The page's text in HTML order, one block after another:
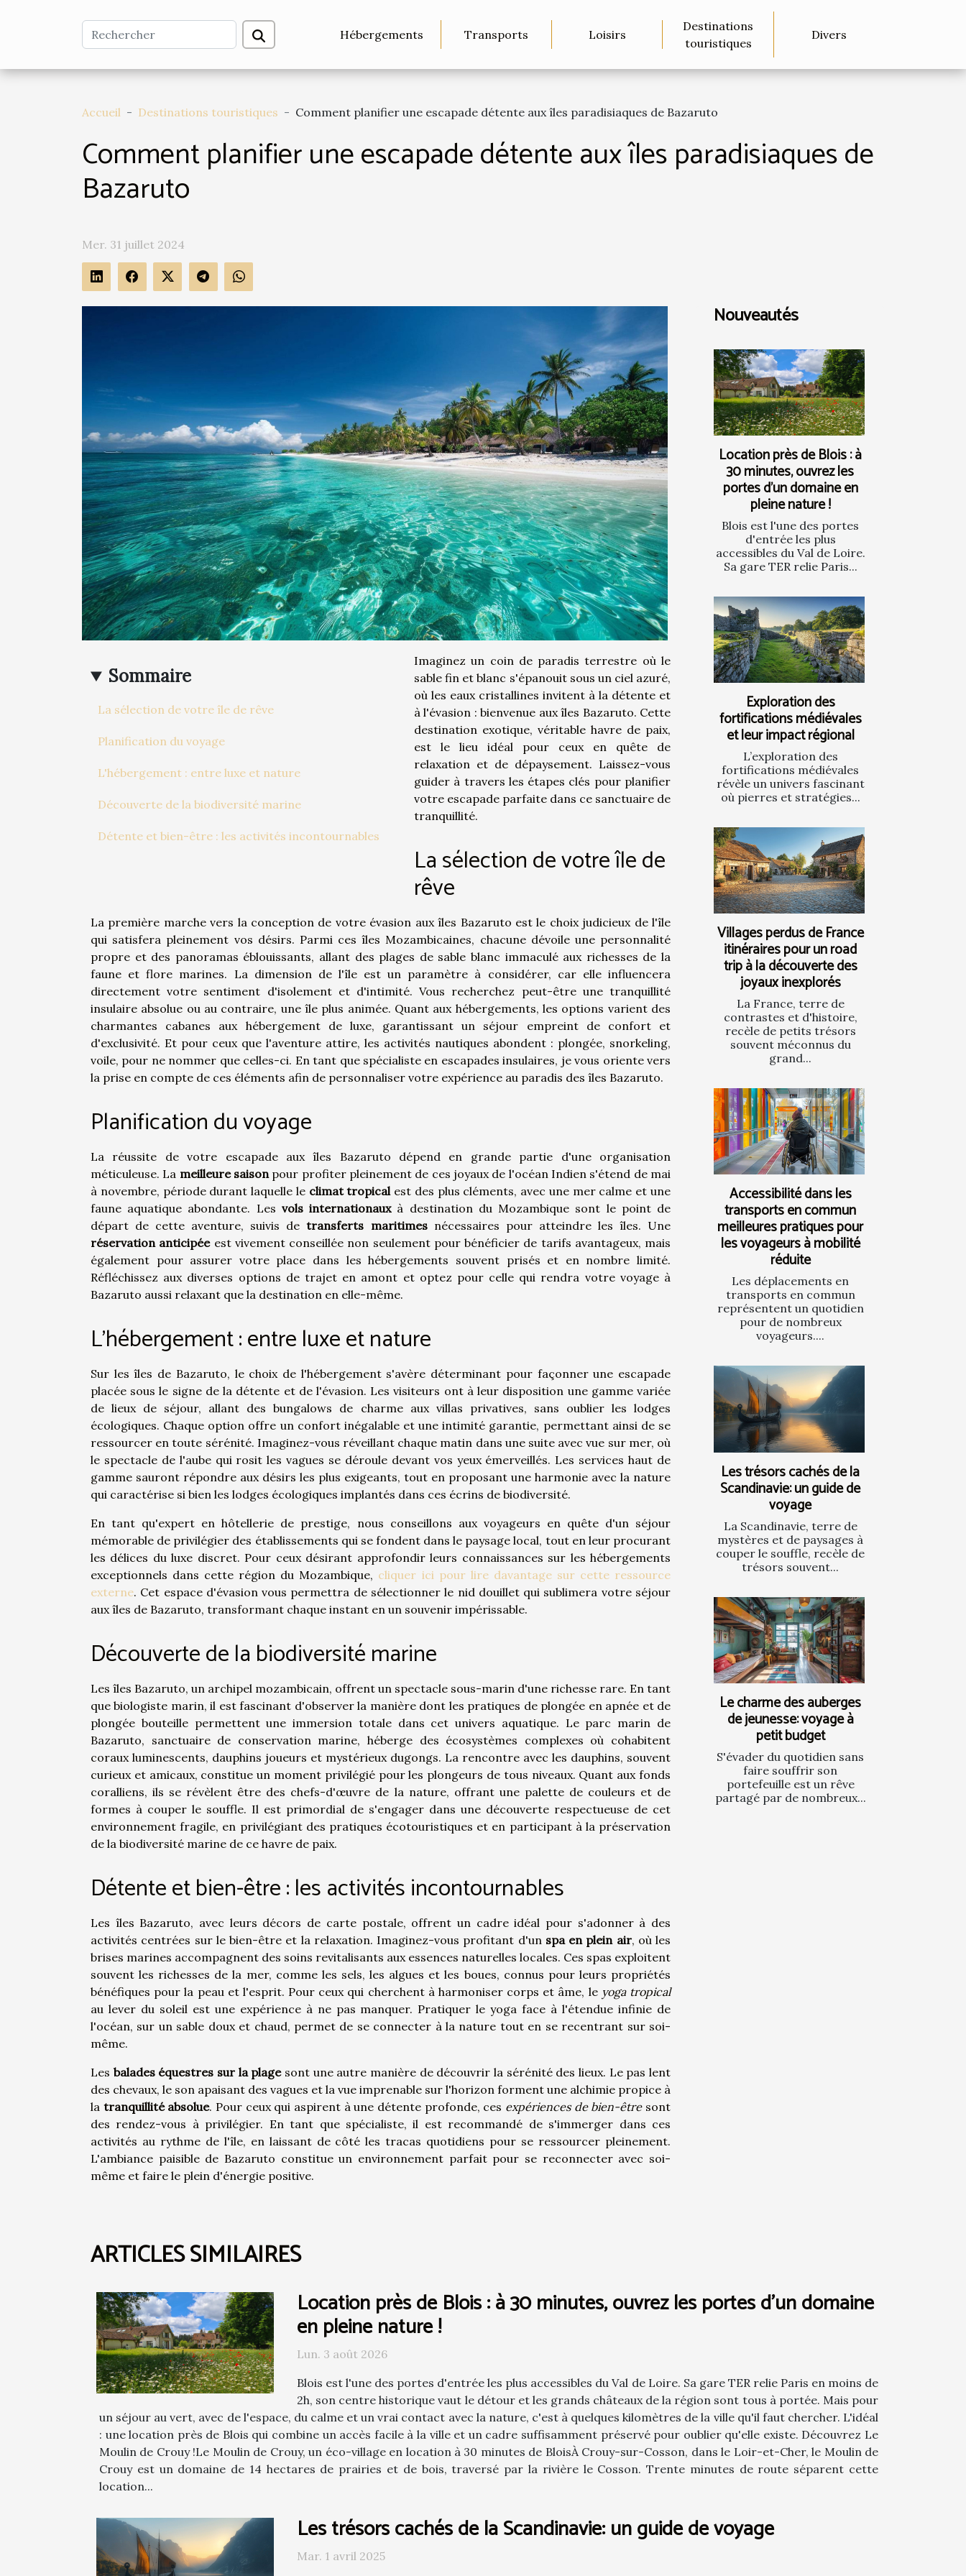
Hébergements Transports Loisirs
Destinations
touristiques
Divers
Accueil Destinations touristiques Comment planifier une escapade détente aux îles paradisiaques de Bazaruto
Comment planifier une escapade détente aux îles paradisiaques de
Bazaruto
Mer. 31 juillet 2024
Sommaire
La sélection de votre île de rêve
Planification du voyage
L'hébergement : entre luxe et nature
Découverte de la biodiversité marine
Détente et bien-être : les activités incontournables
Imaginez un coin de paradis terrestre où le
sable fin et blanc s'épanouit sous un ciel azuré,
où les eaux cristallines invitent à la détente et
à l'évasion : bienvenue aux îles Bazaruto. Cette
destination exotique, véritable havre de paix,
est le lieu idéal pour ceux en quête de
relaxation et de dépaysement. Laissez-vous
guider à travers les étapes clés pour planifier
votre escapade parfaite dans ce sanctuaire de
tranquillité.
La sélection de votre île de
rêve
La première marche vers la conception de votre évasion aux îles Bazaruto est le choix judicieux de l'île
qui satisfera pleinement vos désirs. Parmi ces îles Mozambicaines, chacune dévoile une personnalité
propre et des panoramas éblouissants, allant des plages de sable blanc immaculé aux richesses de la
faune et flore marines. La dimension de l'île est un paramètre à considérer, car elle influencera
directement votre sentiment d'isolement et d'intimité. Vous recherchez peut-être une tranquillité
insulaire absolue ou au contraire, une île plus animée. Quant aux hébergements, les options varient des
charmantes cabanes aux hébergement de luxe, garantissant un séjour empreint de confort et
d'exclusivité. Et pour ceux que l'aventure attire, les activités nautiques abondent : plongée, snorkeling,
voile, pour ne nommer que celles-ci. En tant que spécialiste en escapades insulaires, je vous oriente vers
la prise en compte de ces éléments afin de personnaliser votre expérience au paradis des îles Bazaruto.
Planification du voyage
La réussite de votre escapade aux îles Bazaruto dépend en grande partie d'une organisation
méticuleuse. La meilleure saisonpour profiter pleinement de ces joyaux de l'océan Indien s'étend de mai
à novembre, période durant laquelle le climat tropicalest des plus cléments, avec une mer calme et une
faune aquatique abondante. Les vols internationauxà destination du Mozambique sont le point de
départ de cette aventure, suivis detransferts maritimesnécessaires pour atteindre les îles. Une
réservation anticipéeest vivement conseillée non seulement pour bénéficier de tarifs avantageux, mais
également pour assurer votre place dans les hébergements souvent prisés et en nombre limité.
Réfléchissez aux diverses options de trajet en amont et optez pour celle qui rendra votre voyage à
Bazaruto aussi relaxant que la destination en elle-même.
L'hébergement : entre luxe et nature
Sur les îles de Bazaruto, le choix de l'hébergement s'avère déterminant pour façonner une escapade
placée sous le signe de la détente et de l'évasion. Les visiteurs ont à leur disposition une gamme variée
de lieux de séjour, allant des bungalows de charme aux villas privatives, sans oublier les lodges
écologiques. Chaque option offre un confort inégalable et une intimité garantie, permettant ainsi de se
ressourcer en toute sérénité. Imaginez-vous réveillant chaque matin dans une suite avec vue sur mer, où
le spectacle de l'aube qui rosit les vagues se déroule devant vos yeux émerveillés. Les services haut de
gamme sauront répondre aux désirs les plus exigeants, tout en proposant une harmonie avec la nature
qui caractérise si bien les lodges écologiques implantés dans ces écrins de biodiversité.
En tant qu'expert en hôtellerie de prestige, nous conseillons aux voyageurs en quête d'un séjour
mémorable de privilégier des établissements qui se fondent dans le paysage local, tout en leur procurant
les délices du luxe discret. Pour ceux désirant approfondir leurs connaissances sur les hébergements
exceptionnels dans cette région du Mozambique, cliquer ici pour lire davantage sur cette ressource
externe. Cet espace d'évasion vous permettra de sélectionner le nid douillet qui sublimera votre séjour
aux îles de Bazaruto, transformant chaque instant en un souvenir impérissable.
Découverte de la biodiversité marine
Les îles Bazaruto, un archipel mozambicain, offrent un spectacle sous-marin d'une richesse rare. En tant
que biologiste marin, il est fascinant d'observer la manière dont les pratiques de plongée en apnée et de
plongée bouteille permettent une immersion totale dans cet univers aquatique. Le parc marin de
Bazaruto, sanctuaire de conservation marine, héberge des écosystèmes complexes où cohabitent
coraux luminescents, dauphins joueurs et mystérieux dugongs. La rencontre avec les dauphins, souvent
curieux et amicaux, constitue un moment privilégié pour les plongeurs de tous niveaux. Quant aux fonds
coralliens, ils se révèlent être des chefs-d'œuvre de la nature, offrant une palette de couleurs et de
formes à couper le souffle. Il est primordial de s'engager dans une découverte respectueuse de cet
environnement fragile, en privilégiant des pratiques écotouristiques et en participant à la préservation
de la biodiversité marine de ce havre de paix.
Détente et bien-être : les activités incontournables
Les îles Bazaruto, avec leurs décors de carte postale, offrent un cadre idéal pour s'adonner à des
activités centrées sur le bien-être et la relaxation. Imaginez-vous profitant d'un spa en plein air, où les
brises marines accompagnent des soins revitalisants aux essences naturelles locales. Ces spas exploitent
souvent les richesses de la mer, comme les sels, les algues et les boues, connus pour leurs propriétés
bénéfiques pour la peau et l'esprit. Pour ceux qui cherchent à harmoniser corps et âme, le yoga tropical
au lever du soleil est une expérience à ne pas manquer. Pratiquer le yoga face à l'étendue infinie de
l'océan, sur un sable doux et chaud, permet de se connecter à la nature tout en se recentrant sur soi-
même.
Les balades équestres sur la plagesont une autre manière de découvrir la sérénité des lieux. Le pas lent
des chevaux, le son apaisant des vagues et la vue imprenable sur l'horizon forment une alchimie propice à
la tranquillité absolue. Pour ceux qui aspirent à une détente profonde, ces expériences de bien-êtresont
des rendez-vous à privilégier. En tant que spécialiste, il est recommandé de s'immerger dans ces
activités au rythme de l'île, en laissant de côté les tracas quotidiens pour se ressourcer pleinement.
L'ambiance paisible de Bazaruto constitue un environnement parfait pour se reconnecter avec soi-
même et faire le plein d'énergie positive.
Nouveautés
Location près de Blois : à
30 minutes, ouvrez les
portes d’un domaine en
pleine nature !
Blois est l'une des portes
d'entrée les plus
accessibles du Val de Loire.
Sa gare TER relie Paris...
Exploration des
fortifications médiévales
et leur impact régional
L’exploration des
fortifications médiévales
révèle un univers fascinant
où pierres et stratégies...
Villages perdus de France
itinéraires pour un road
trip à la découverte des
joyaux inexplorés
La France, terre de
contrastes et d'histoire,
recèle de petits trésors
souvent méconnus du
grand...
Accessibilité dans les
transports en commun
meilleures pratiques pour
les voyageurs à mobilité
réduite
Les déplacements en
transports en commun
représentent un quotidien
pour de nombreux
voyageurs....
Les trésors cachés de la
Scandinavie: un guide de
voyage
La Scandinavie, terre de
mystères et de paysages à
couper le souffle, recèle de
trésors souvent...
Le charme des auberges
de jeunesse: voyage à
petit budget
S'évader du quotidien sans
faire souffrir son
portefeuille est un rêve
partagé par de nombreux...
ARTICLES SIMILAIRES
Location près de Blois : à 30 minutes, ouvrez les portes d’un domaine
en pleine nature !
Lun. 3 août 2026
Blois est l'une des portes d'entrée les plus accessibles du Val de Loire. Sa gare TER relie Paris en moins de
2h, son centre historique vaut le détour et les grands châteaux de la région sont tous à portée. Mais pour
un séjour au vert, avec de l'espace, du calme et un vrai contact avec la nature, c'est à quelques kilomètres de la ville qu'il faut chercher. L'idéal
: une location près de Blois qui combine un accès facile à la ville et un cadre suffisamment préservé pour oublier qu'elle existe. Découvrez Le
Moulin de Crouy !Le Moulin de Crouy, un éco-village en location à 30 minutes de BloisÀ Crouy-sur-Cosson, dans le Loir-et-Cher, le Moulin de
Crouy est un domaine de 14 hectares de prairies et de bois, traversé par la rivière le Cosson. Trente minutes de route séparent cette
location...
Les trésors cachés de la Scandinavie: un guide de voyage
Mar. 1 avril 2025